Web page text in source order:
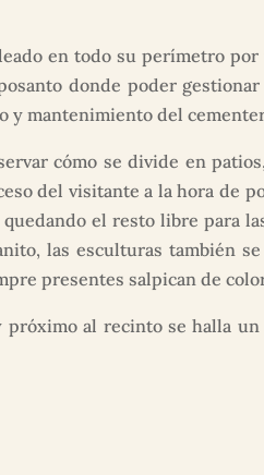
en todo su perímetro
donde poder
y mantenimiento del
cómo se divide en
del visitante a la hora de
el resto libre para
las esculturas también
presentes salpican de
al recinto se halla